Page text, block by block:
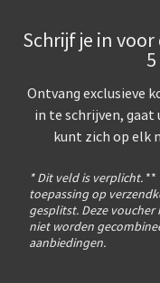
Schrijf je in
Ontvang exclusieve
in te schrijven, gaat
kunt zich op elk
* Dit veld is verplicht. **
toepassing op
gesplitst. Deze
niet worden
aanbiedingen.